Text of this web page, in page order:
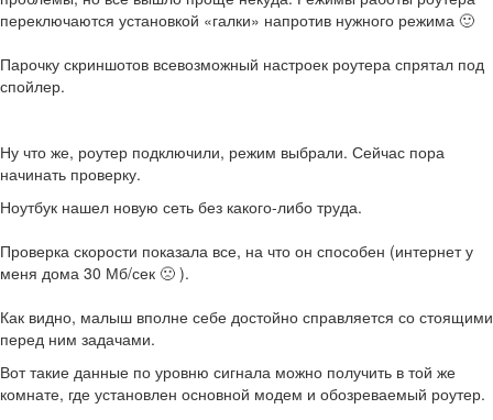
переключаются установкой «галки» напротив нужного режима 🙂
Парочку скриншотов всевозможный настроек роутера спрятал под
спойлер.
Ну что же, роутер подключили, режим выбрали. Сейчас пора
начинать проверку.
Ноутбук нашел новую сеть без какого-либо труда.
Проверка скорости показала все, на что он способен (интернет у
меня дома 30 Мб/сек 🙁 ).
Как видно, малыш вполне себе достойно справляется со стоящими
перед ним задачами.
Вот такие данные по уровню сигнала можно получить в той же
комнате, где установлен основной модем и обозреваемый роутер.